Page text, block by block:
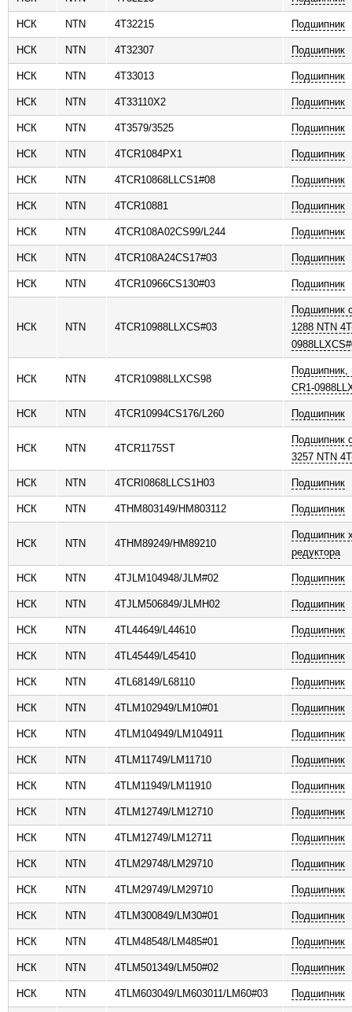
НСК NTN 4T32215 Подшипник
НСК NTN 4T32307 Подшипник
НСК NTN 4T33013 Подшипник
НСК NTN 4T33110X2 Подшипник
НСК NTN 4T3579/3525 Подшипник
НСК NTN 4TCR1084PX1 Подшипник
НСК NTN 4TCR10868LLCS1#08 Подшипник
НСК NTN 4TCR10881 Подшипник
НСК NTN 4TCR108A02CS99/L244 Подшипник
НСК NTN 4TCR108A24CS17#03 Подшипник
НСК NTN 4TCR10966CS130#03 Подшипник
НСК NTN 4TCR10988LLXCS#03
Подшипник
1288 NTN
НСК NTN 4TCR10988LLXCS98
Подшипник,
CR1-
НСК NTN 4TCR10994CS176/L260 Подшипник
НСК NTN 4TCR1175ST
Подшипник
3257 NTN
НСК NTN 4TCRI0868LLCS1H03 Подшипник
НСК NTN 4THM803149/HM803112 Подшипник
НСК NTN 4THM89249/HM89210
Подшипник
редуктора
НСК NTN 4TJLM104948/JLM#02 Подшипник
НСК NTN 4TJLM506849/JLMH02 Подшипник
НСК NTN 4TL44649/L44610 Подшипник
НСК NTN 4TL45449/L45410 Подшипник
НСК NTN 4TL68149/L68110 Подшипник
НСК NTN 4TLM102949/LM10#01 Подшипник
НСК NTN 4TLM104949/LM104911 Подшипник
НСК NTN 4TLM11749/LM11710 Подшипник
НСК NTN 4TLM11949/LM11910 Подшипник
НСК NTN 4TLM12749/LM12710 Подшипник
НСК NTN 4TLM12749/LM12711 Подшипник
НСК NTN 4TLM29748/LM29710 Подшипник
НСК NTN 4TLM29749/LM29710 Подшипник
НСК NTN 4TLM300849/LM30#01 Подшипник
НСК NTN 4TLM48548/LM485#01 Подшипник
НСК NTN 4TLM501349/LM50#02 Подшипник
НСК NTN 4TLM603049/LM603011/LM60#03 Подшипник